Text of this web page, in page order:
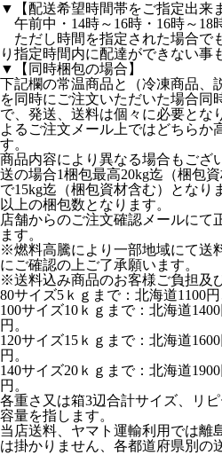
▼【配送希望時間帯をご指定出来
午前中・14時～16時・16時～18
ただし時間を指定された場合で
り指定時間内に配達ができない事
▼【同時梱包の場合】
下記欄の常温商品と（冷凍商品、
を同時にご注文いただいた場合同
で、発送、送料は個々に必要とな
よるご注文メール上ではどちらか
す。
商品内容により異なる場合もござ
送の場合1梱包最高20kg迄（梱包
で15kg迄（梱包資材含む）となり
以上の梱包数となります。
店舗からのご注文確認メールにて
ます。
※燃料高騰により一部地域にて送
にご確認の上ご了承願います。
※送料込み商品のお客様ご負担及
80サイズ5ｋｇまで：北海道1100
100サイズ10ｋｇまで：北海道
円。
120サイズ15ｋｇまで：北海道
円。
140サイズ20ｋｇまで：北海道
円。
各重さ又は箱3辺合計サイズ、リ
容量を指します。
当店送料、ヤマト運輸利用では離
は掛かりません、各都道府県別の